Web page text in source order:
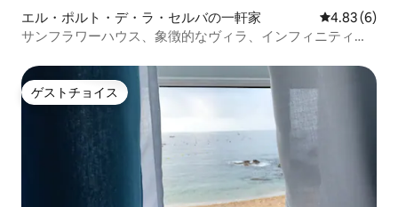
エル・ポルト・デ・ラ・セルバの一軒家 レビュー6
4.83 (6)
サンフラワーハウス、象徴的なヴィラ、インフィニティプ
ゲストチョイス
ゲストチョイス